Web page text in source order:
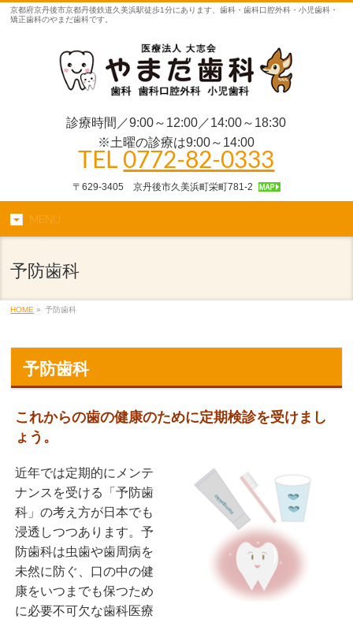
京都府京丹後市京都丹後鉄道久美浜駅徒歩1分にあります、歯科・歯科口腔外科・小児歯科・
矯正歯科のやまだ歯科です。
診療時間／9:00～12:00／14:00～18:30
※土曜の診療は9:00～14:00
TEL 0772-82-0333
〒629-3405 京丹後市久美浜町栄町781-2
MENU
予防歯科
HOME » 予防歯科
予防歯科
これからの歯の健康のために定期検診を受けまし
ょう。
近年では定期的にメンテ
ナンスを受ける「予防歯
科」の考え方が日本でも
浸透しつつあります。予
防歯科は虫歯や歯周病を
未然に防ぐ、口の中の健
康をいつまでも保つため
に必要不可欠な歯科医療